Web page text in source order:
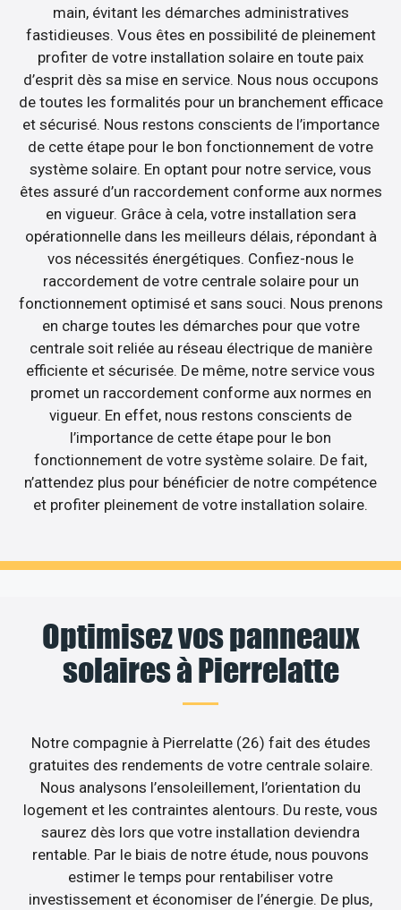
main, évitant les démarches administratives
fastidieuses. Vous êtes en possibilité de pleinement
profiter de votre installation solaire en toute paix
d’esprit dès sa mise en service. Nous nous occupons
de toutes les formalités pour un branchement efficace
et sécurisé. Nous restons conscients de l’importance
de cette étape pour le bon fonctionnement de votre
système solaire. En optant pour notre service, vous
êtes assuré d’un raccordement conforme aux normes
en vigueur. Grâce à cela, votre installation sera
opérationnelle dans les meilleurs délais, répondant à
vos nécessités énergétiques. Confiez-nous le
raccordement de votre centrale solaire pour un
fonctionnement optimisé et sans souci. Nous prenons
en charge toutes les démarches pour que votre
centrale soit reliée au réseau électrique de manière
efficiente et sécurisée. De même, notre service vous
promet un raccordement conforme aux normes en
vigueur. En effet, nous restons conscients de
l’importance de cette étape pour le bon
fonctionnement de votre système solaire. De fait,
n’attendez plus pour bénéficier de notre compétence
et profiter pleinement de votre installation solaire.
Optimisez vos panneaux
solaires à Pierrelatte
Notre compagnie à Pierrelatte (26) fait des études
gratuites des rendements de votre centrale solaire.
Nous analysons l’ensoleillement, l’orientation du
logement et les contraintes alentours. Du reste, vous
saurez dès lors que votre installation deviendra
rentable. Par le biais de notre étude, nous pouvons
estimer le temps pour rentabiliser votre
investissement et économiser de l’énergie. De plus,